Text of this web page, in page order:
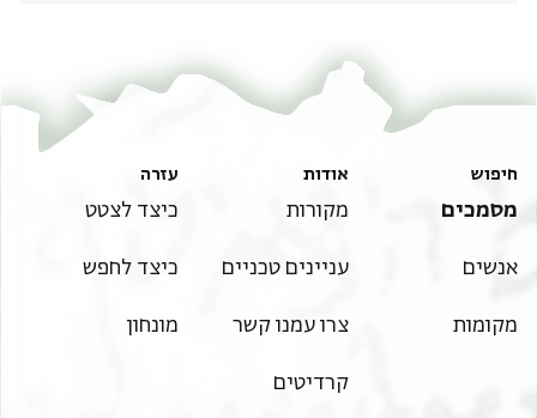
חיפוש
מסמכים
אנשים
מקומות
אודות
מקורות
עניינים טכניים
צרו עמנו קשר
קרדיטים
עזרה
כיצד לצטט
כיצד לחפש
מונחון